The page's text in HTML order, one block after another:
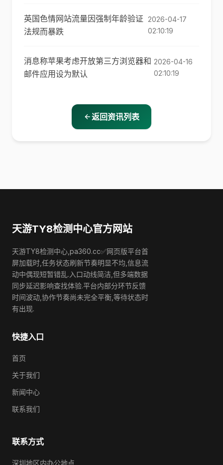
英国色情网站流量因强制年龄验证
法规而暴跌
2026-04-17
02:10:19
消息称苹果考虑开放第三方浏览器和
邮件应用设为默认
2026-04-16
02:10:19
返回资讯列表
天游TY8检测中心官方网站
天游TY8检测中心,pa360.cc✅网页版平台首
屏加载时,任务状态刷新节奏明显不均,信息流
动中偶现短暂错乱.入口动线简洁,但多端数据
同步延迟影响查找体验.平台内部分环节反馈
时间波动,协作节奏尚未完全平衡,等待状态时
有出现.
快捷入口
首页
关于我们
新闻中心
联系我们
联系方式
深圳地区内办公地点